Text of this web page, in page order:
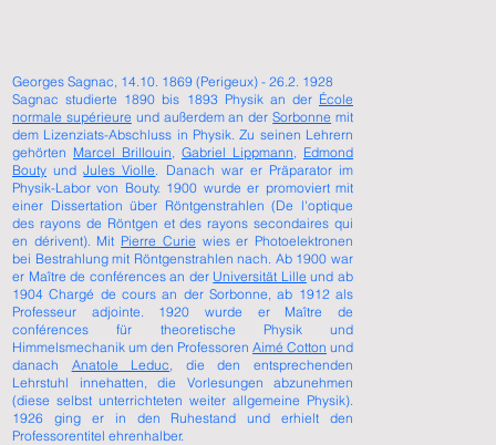
Georges Sagnac, 14.10. 1869 (Perigeux) - 26.2. 1928
Sagnac studierte 1890 bis 1893 Physik an der École
normale supérieure und außerdem an derSorbonne mit
dem Lizenziats-Abschluss in Physik. Zu seinen Lehrern
gehörten Marcel Brillouin, Gabriel Lippmann, Edmond
Bouty undJules Violle. Danach war er Präparator im
Physik-Labor von Bouty. 1900 wurde er promoviert mit
einer Dissertation über Röntgenstrahlen (De l'optique
des rayons de Röntgen et des rayons secondaires qui
en dérivent). Mit Pierre Curie wies er Photoelektronen
bei Bestrahlung mit Röntgenstrahlen nach. Ab 1900 war
er Maître de conférences an der Universität Lille und ab
1904 Chargé de cours an der Sorbonne, ab 1912 als
Professeur adjointe. 1920 wurde er Maître de
conférences für theoretische Physik und
Himmelsmechanik um den Professoren Aimé Cotton und
danach Anatole Leduc, die den entsprechenden
Lehrstuhl innehatten, die Vorlesungen abzunehmen
(diese selbst unterrichteten weiter allgemeine Physik).
1926 ging er in den Ruhestand und erhielt den
Professorentitel ehrenhalber.